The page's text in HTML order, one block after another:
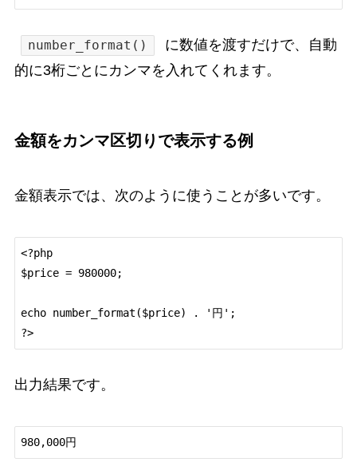
number_format()
に数値を渡すだけで、自動
的に3桁ごとにカンマを入れてくれます。
金額をカンマ区切りで表示する例
金額表示では、次のように使うことが多いです。
<?php
$price = 980000;
echo number_format($price) . '円';
?>
出力結果です。